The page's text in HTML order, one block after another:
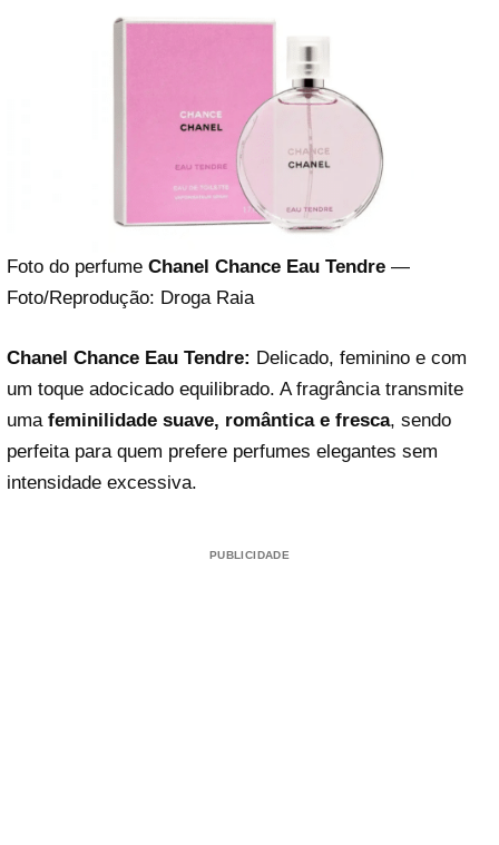
Foto do perfume Chanel Chance Eau Tendre —
Foto/Reprodução: Droga Raia
Chanel Chance Eau Tendre: Delicado, feminino e com
um toque adocicado equilibrado. A fragrância transmite
uma feminilidade suave, romântica e fresca, sendo
perfeita para quem prefere perfumes elegantes sem
intensidade excessiva.
PUBLICIDADE